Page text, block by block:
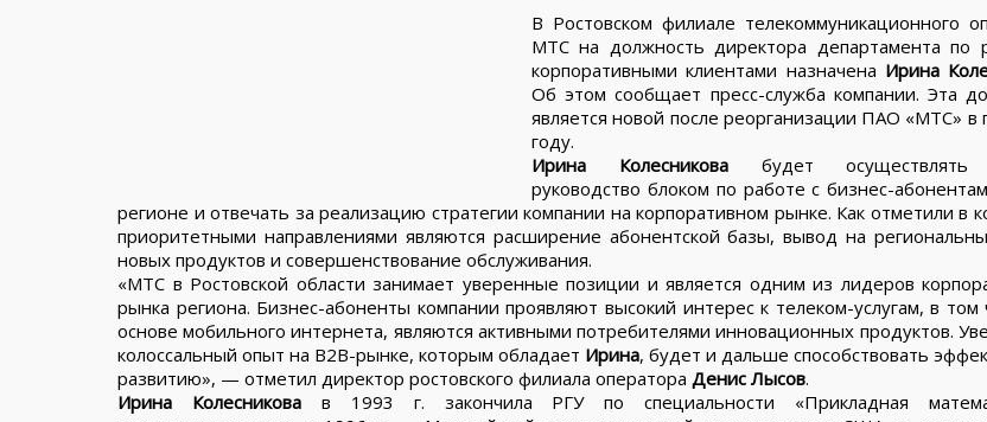
В Ростовском филиале телекоммуникационного
МТС на должность директора департамента по
корпоративными клиентами назначена Ирина
Об этом сообщает пресс-служба компании. Эта
является новой после реорганизации ПАО «МТС» в
году.
Ирина Колесниковабудет осуществлять
руководство блоком по работе с бизнес-
регионе и отвечать за реализацию стратегии компании на корпоративном рынке. Как отметили в
приоритетными направлениями являются расширение абонентской базы, вывод на
новых продуктов и совершенствование обслуживания.
«МТС в Ростовской области занимает уверенные позиции и является одним из лидеров
рынка региона. Бизнес-абоненты компании проявляют высокий интерес к телеком-услугам, в том
основе мобильного интернета, являются активными потребителями инновационных продуктов.
колоссальный опыт на B2B-рынке, которым обладает Ирина, будет и дальше способствовать
развитию», — отметил директор ростовского филиала оператора Денис Лысов.
Ирина Колесниковав 1993 г. закончила РГУ по специальности «Прикладная